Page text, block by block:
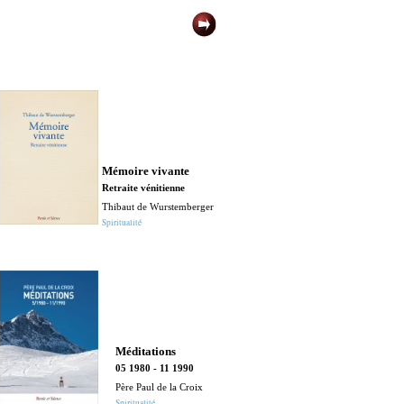
Mémoire vivante
Retraite vénitienne
Thibaut de Wurstemberger
Spiritualité
Méditations
05 1980 - 11 1990
Père Paul de la Croix